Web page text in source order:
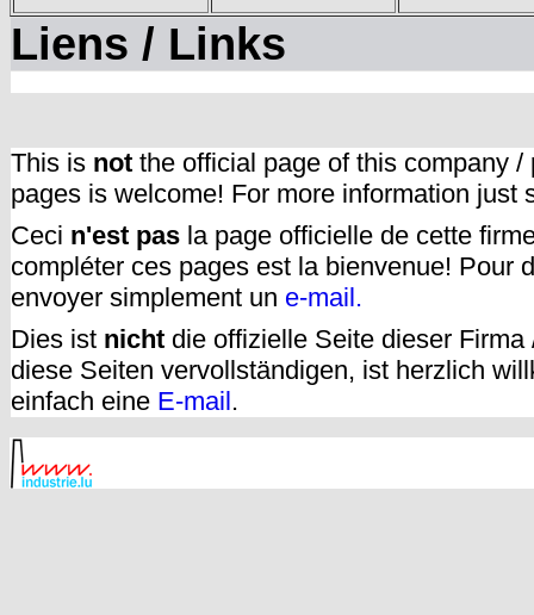
Liens / Links
This is not the official page of this company
pages is welcome! For more information just
Ceci n'est pas la page officielle de cette
compléter ces pages est la bienvenue! Pour
envoyer simplement un e-mail.
Dies ist nicht die offizielle Seite dieser
diese Seiten vervollständigen, ist herzlich
einfach eine E-mail.